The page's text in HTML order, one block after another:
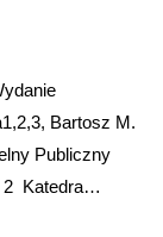
Bartosz M.
Publiczny
2 Katedra…